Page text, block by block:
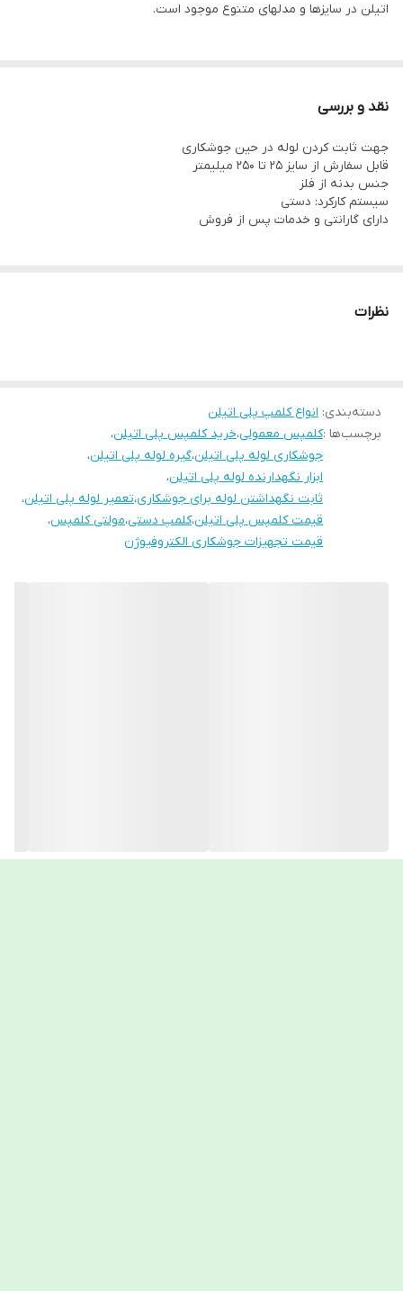
اتیلن در سایزها و مدلهای متنوع موجود است.
نقد و بررسی
جهت ثابت کردن لوله در حین جوشکاری
قابل سفارش از سایز 25 تا 250 میلیمتر
جنس بدنه از فلز
سیستم کارکرد: دستی
دارای گارانتی و خدمات پس از فروش
نظرات
دسته‌بندی: انواع کلمپ پلی اتیلن
برچسب‌ها :کلمپس معمولی،خرید کلمپس پلی اتیلن،
جوشکاری لوله پلی اتیلن،گیره لوله پلی اتیلن،
ابزار نگهدارنده لوله پلی اتیلن،
ثابت نگهداشتن لوله برای جوشکاری،تعمیر لوله پلی اتیلن،
قیمت کلمپس پلی اتیلن،کلمپ دستی،مولتی کلمپس،
قیمت تجهیزات جوشکاری الکتروفیوژن